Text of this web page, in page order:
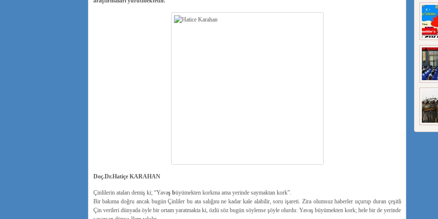
Doç.Dr.Hatiçe KARAHAN
Çinlilerin ataları demiş ki; “Yavaş büyümekten korkma ama yerinde saymaktan kork”.
Bir bakıma doğru ancak bugün Çinliler bu ata salığını ne kadar kale alabilir, soru işareti. Zira olumsuz haberler uçurup duran çeşitli
Çin verileri dünyada öyle bir ortam yaratmakta ki, özlü söz bugün söylense şöyle olurdu: Yavaş büyümekten kork; hele bir de yerinde